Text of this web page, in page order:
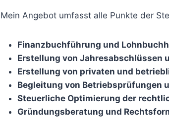
Mein Angebot umfasst alle Punkte der
Finanzbuchführung und
Erstellung von Jahresabschlüssen
Erstellung von privaten und
Begleitung von Betriebsprüfungen
Steuerliche Optimierung der
Gründungsberatung und